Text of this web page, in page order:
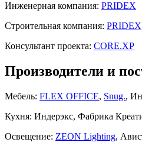
Инженерная компания: PRIDEX
Строительная компания: PRIDEX
Консультант проекта: CORE.XP
Производители и
Мебель: FLEX OFFICE, Snug.,
Кухня: Индерэкс, Фабрика
Освещение: ZEON Lighting,